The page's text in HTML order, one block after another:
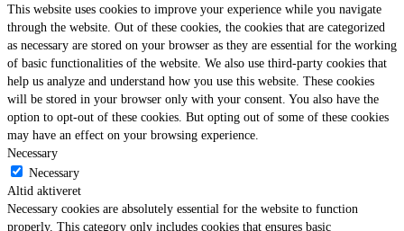
This website uses cookies to improve your experience while you navigate
through the website. Out of these cookies, the cookies that are categorized
as necessary are stored on your browser as they are essential for the working
of basic functionalities of the website. We also use third-party cookies that
help us analyze and understand how you use this website. These cookies
will be stored in your browser only with your consent. You also have the
option to opt-out of these cookies. But opting out of some of these cookies
may have an effect on your browsing experience.
Necessary
Necessary
Altid aktiveret
Necessary cookies are absolutely essential for the website to function
properly. This category only includes cookies that ensures basic